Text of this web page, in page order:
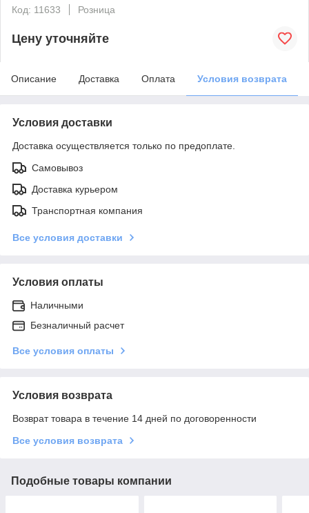
Код: 11633
Розница
Цену уточняйте
Описание Доставка Оплата Условия возврата
Условия доставки
Доставка осуществляется только по предоплате.
Самовывоз
Доставка курьером
Транспортная компания
Все условия доставки
Условия оплаты
Наличными
Безналичный расчет
Все условия оплаты
Условия возврата
Возврат товара в течение 14 дней по договоренности
Все условия возврата
Подобные товары компании